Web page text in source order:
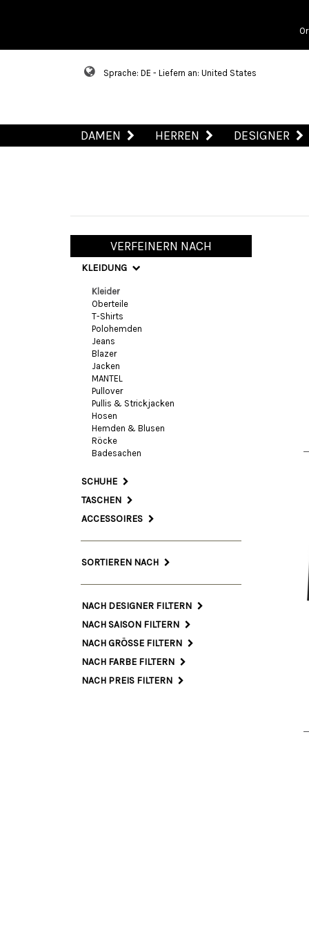
Sprache: DE - Liefern an: United States
DAMEN HERREN DESIGNER
VERFEINERN NACH
KLEIDUNG
Kleider
Oberteile
T-Shirts
Polohemden
Jeans
Blazer
Jacken
MANTEL
Pullover
Pullis & Strickjacken
Hosen
Hemden & Blusen
Röcke
Badesachen
SCHUHE
TASCHEN
ACCESSOIRES
SORTIEREN NACH
NACH DESIGNER FILTERN
NACH SAISON FILTERN
NACH GRÖSSE FILTERN
NACH FARBE FILTERN
NACH PREIS FILTERN